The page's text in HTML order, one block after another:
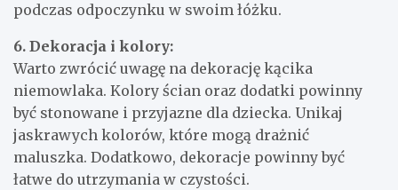
podczas odpoczynku w swoim łóżku.
6. Dekoracja i kolory:
Warto zwrócić uwagę na dekorację kącika
niemowlaka. Kolory ścian oraz dodatki powinny
być stonowane i przyjazne dla dziecka. Unikaj
jaskrawych kolorów, które mogą drażnić
maluszka. Dodatkowo, dekoracje powinny być
łatwe do utrzymania w czystości.